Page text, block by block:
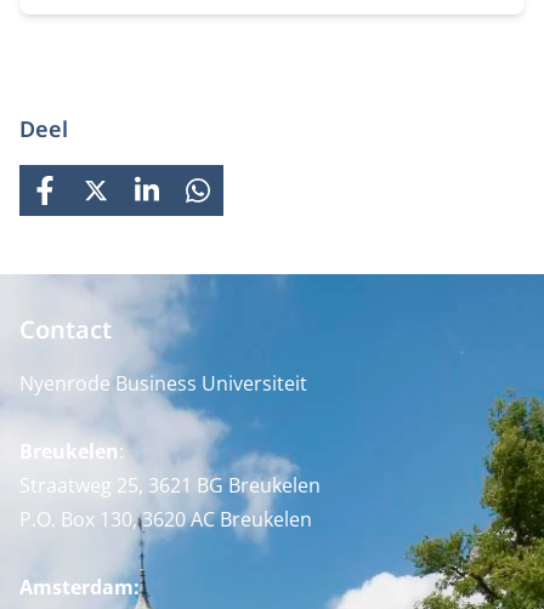
Deel
FACEBOOK
X LINKEDINWHATSAPP
Contact
Nyenrode Business Universiteit
Breukelen:
Straatweg 25, 3621 BG Breukelen
P.O. Box 130, 3620 AC Breukelen
Amsterdam: